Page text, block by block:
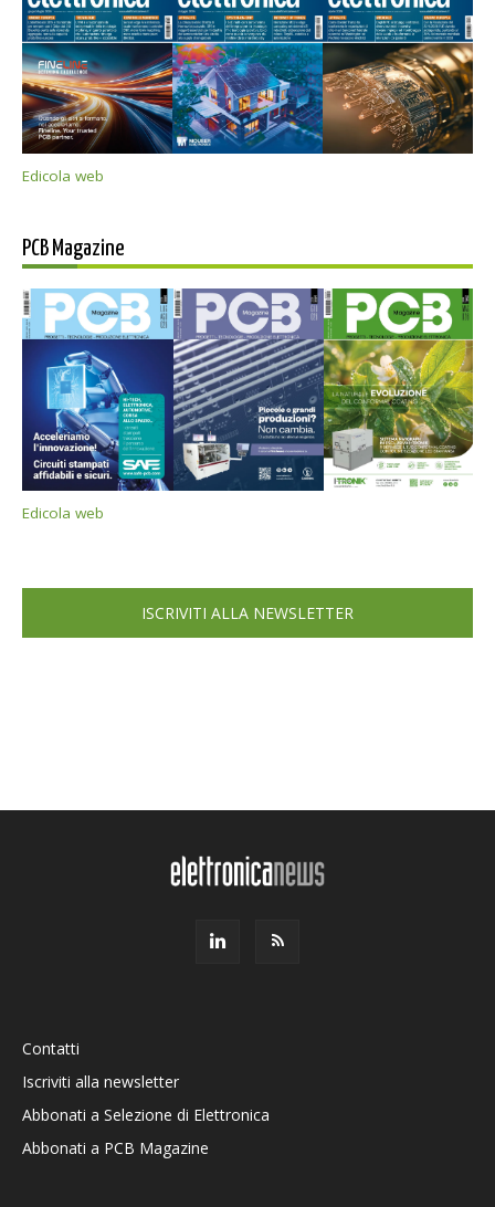
Edicola web
PCB Magazine
Edicola web
ISCRIVITI ALLA NEWSLETTER
Contatti
Iscriviti alla newsletter
Abbonati a Selezione di Elettronica
Abbonati a PCB Magazine